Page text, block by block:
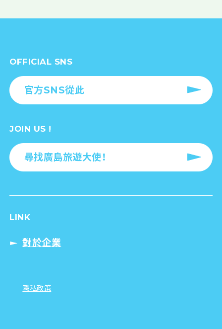
OFFICIAL SNS
官方SNS從此
JOIN US !
尋找廣島旅遊大使！
LINK
對於企業
隱私政策